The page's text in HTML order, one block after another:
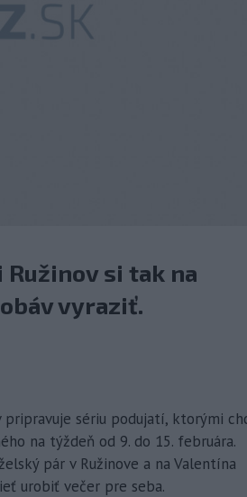
si tak na
vyraziť.
pripravuje sériu podujatí, ktorými
na týždeň od 9. do 15. februára.
pár v Ružinove a na Valentína
urobiť večer pre seba.